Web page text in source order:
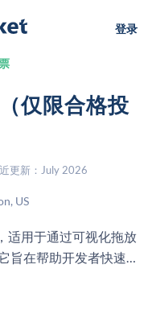
登录
仅限合格投
更新：July 2026
US
适用于通过可视化拖放
旨在帮助开发者快速原
AI 应用。